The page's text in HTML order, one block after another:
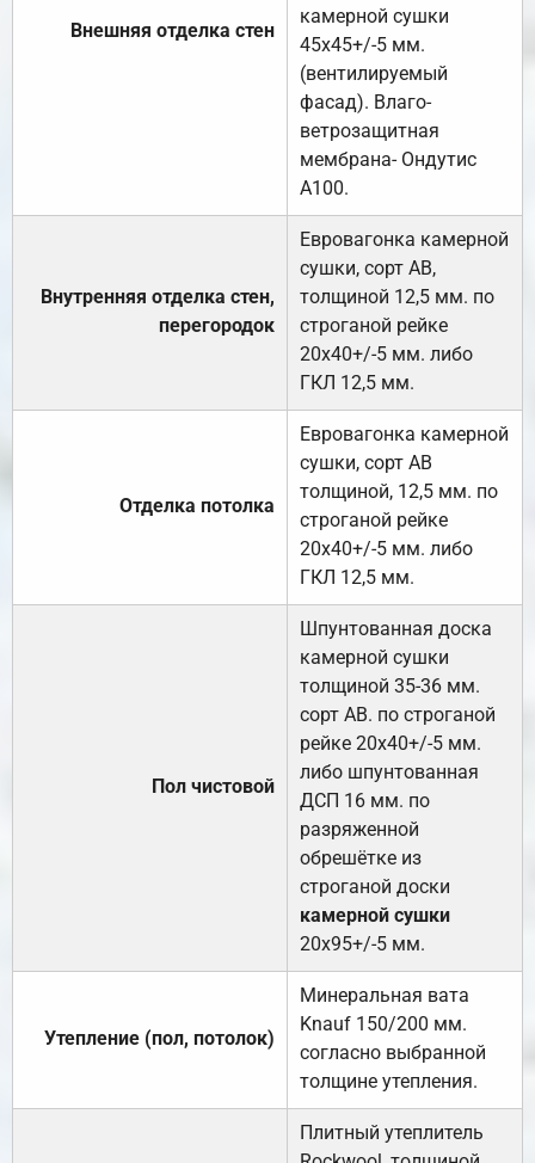
Внешняя отделка стен
камерной сушки
45х45+/-5 мм.
(вентилируемый
фасад). Влаго-
ветрозащитная
мембрана- Ондутис
А100.
Внутренняя отделка стен,
перегородок
Евровагонка камерной
сушки, сорт АВ,
толщиной 12,5 мм. по
строганой рейке
20х40+/-5 мм. либо
ГКЛ 12,5 мм.
Отделка потолка
Евровагонка камерной
сушки, сорт АВ
толщиной, 12,5 мм. по
строганой рейке
20х40+/-5 мм. либо
ГКЛ 12,5 мм.
Пол чистовой
Шпунтованная доска
камерной сушки
толщиной 35-36 мм.
сорт АВ. по строганой
рейке 20х40+/-5 мм.
либо шпунтованная
ДСП 16 мм. по
разряженной
обрешётке из
строганой доски
камерной сушки
20х95+/-5 мм.
Утепление (пол, потолок)
Минеральная вата
Knauf 150/200 мм.
согласно выбранной
толщине утепления.
Плитный утеплитель